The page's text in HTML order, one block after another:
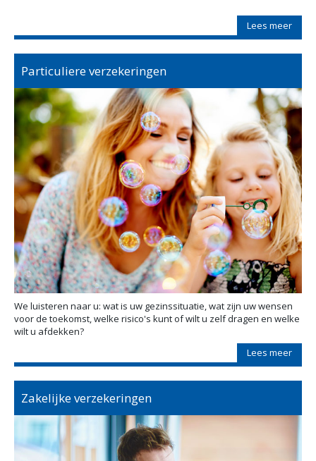
Lees meer
Particuliere verzekeringen
We luisteren naar u: wat is uw gezinssituatie, wat zijn uw wensen
voor de toekomst, welke risico's kunt of wilt u zelf dragen en welke
wilt u afdekken?
Lees meer
Zakelijke verzekeringen